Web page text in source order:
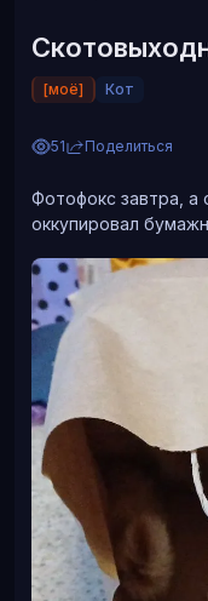
[моё] Кот
51 Поделиться
Фотофокс завтра, а
оккупировал